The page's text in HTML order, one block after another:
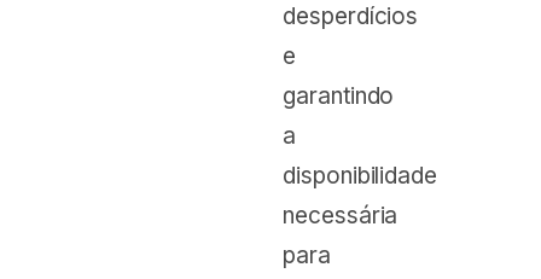
desperdícios
e
garantindo
a
disponibilidade
necessária
para